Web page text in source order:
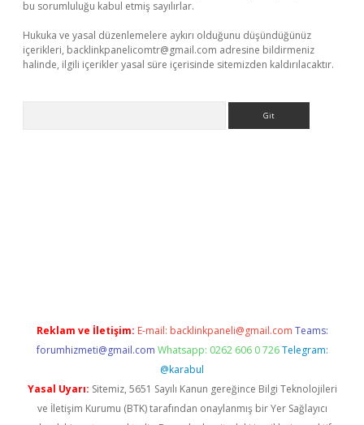
bu sorumluluğu kabul etmiş sayılırlar.
Hukuka ve yasal düzenlemelere aykırı olduğunu düşündüğünüz
içerikleri, backlinkpanelicomtr@gmail.com adresine bildirmeniz
halinde, ilgili içerikler yasal süre içerisinde sitemizden kaldırılacaktır.
Reklam ve İletişim: E-mail: backlinkpaneli@gmail.com Teams:
forumhizmeti@gmail.com Whatsapp: 0262 606 0 726 Telegram:
@karabul
Yasal Uyarı: Sitemiz, 5651 Sayılı Kanun gereğince Bilgi Teknolojileri
ve İletişim Kurumu (BTK) tarafından onaylanmış bir Yer Sağlayıcı